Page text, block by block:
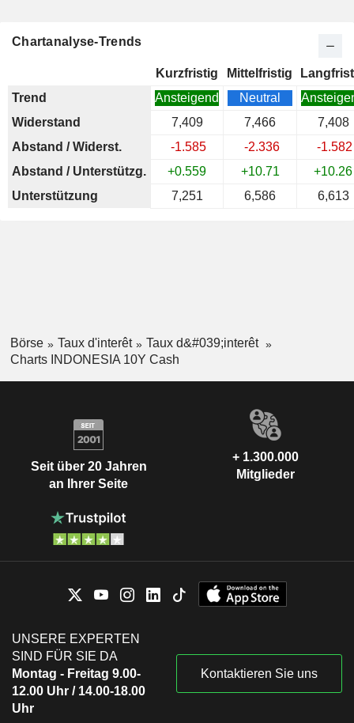
Chartanalyse-Trends
Kurzfristig Mittelfristig
Trend
Ansteigend Neutral
Widerstand
7,409 7,466
7,408
Abstand / Widerst.
-1.585 -2.336
-1.582
Abstand / Unterstützg.
+0.559 +10.71
+10.26
Unterstützung
7,251 6,586 6,613
Börse Taux d'interêt
Taux d&#039;interêt
Charts INDONESIA 10Y Cash
Seit über 20 Jahren
an Ihrer Seite
+ 1.300.000
Mitglieder
UNSERE EXPERTEN
SIND FÜR SIE DA
Montag - Freitag 9.00-
12.00 Uhr / 14.00-18.00
Uhr
Kontaktieren Sie uns